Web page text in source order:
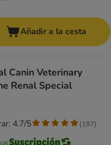
Añadir a la cesta
Canin Veterinary
Renal Special
4.7/5 (197)